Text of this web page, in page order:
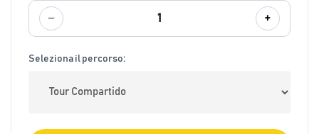
− 1 +
Seleziona il percorso: